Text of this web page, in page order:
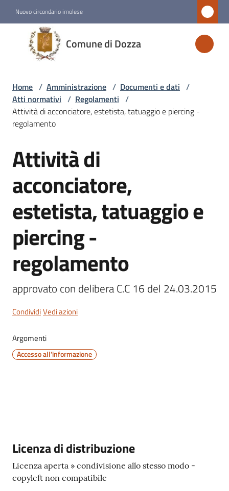
Nuovo circondario imolese
Comune di Dozza
Comune
di
Dozza
Amministrazione
Menu selezionato
Novità
Vivere
Dozza
on-
line
Tutti
gli
argomenti
Home / Amministrazione / Documenti e dati /
Atti normativi / Regolamenti /
Attività di acconciatore, estetista, tatuaggio e piercing -
regolamento
Salta al contenuto
Attività di
acconciatore,
estetista, tatuaggio e
piercing -
regolamento
approvato con delibera C.C 16 del 24.03.2015
CondividiVedi azioni
Argomenti
Accesso all'informazione
Descrizione
Licenza di distribuzione
Licenza aperta » condivisione allo stesso modo -
copyleft non compatibile